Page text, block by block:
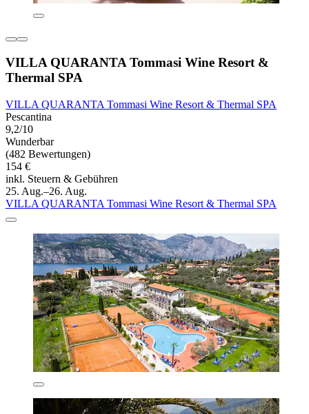
VILLA QUARANTA Tommasi Wine Resort &
Thermal SPA
VILLA QUARANTA Tommasi Wine Resort & Thermal SPA
Pescantina
9,2/10
Wunderbar
(482 Bewertungen)
154 €
inkl. Steuern & Gebühren
25. Aug.–26. Aug.
VILLA QUARANTA Tommasi Wine Resort & Thermal SPA